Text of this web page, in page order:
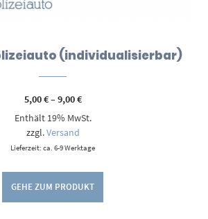
(individualisierbar)
5,00€–9,00€Preisspanne:
bis
Enthält 19% MwSt.
zzgl.Versand
Lieferzeit: ca. 6-9 Werktage
GEHE ZUM PRODUKT